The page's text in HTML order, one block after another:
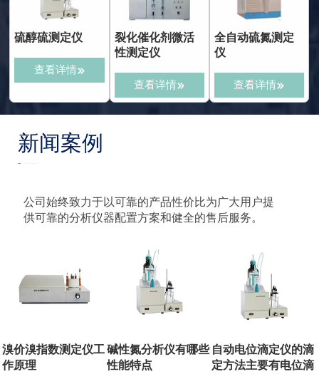
硫醇硫测定仪
查看详情
裂化催化剂微活
性测定仪
查看详情
全自动硫氮测定
仪
查看详情
新闻案例
-
公司始终致力于以可靠的产品性价比为广大用户提
供可靠的分析仪器配置方案和健全的售后服务。
溴价溴指数测定仪工
作原理
碱性氮分析仪有哪些
性能特点
自动电位滴定仪的滴
定方法主要有电位滴